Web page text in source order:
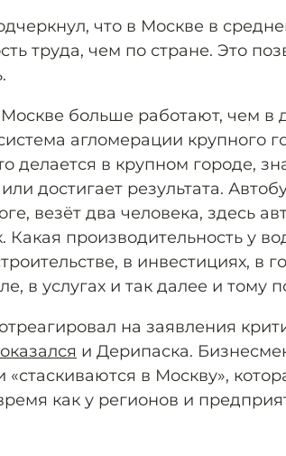
что в Москве в
труда, чем по стране. Это
больше работают, чем в
агломерации крупного
делается в крупном городе,
достигает результата.
везёт два человека, здесь
Какая производительность у
в инвестициях, в
в услугах и так далее и тому
на заявления
оказался и Дерипаска.
«стаскиваются в Москву»,
как у регионов и